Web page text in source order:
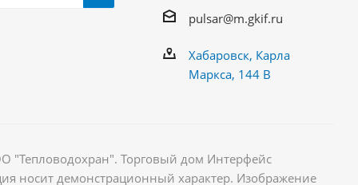
pulsar@m.gkif.ru
Хабаровск, Карла
Маркса, 144 В
Торговый дом Интерфейс
носит демонстрационный характер. Изображение